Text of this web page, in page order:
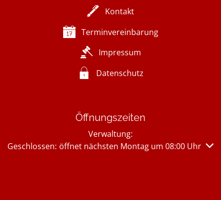
Kontakt
Terminvereinbarung
Impressum
Datenschutz
Öffnungszeiten
Verwaltung:
Klicken, um weitere Öffnungs- oder Schließzeiten
Geschlossen: öffnet nächsten Montag um 08:00 Uhr